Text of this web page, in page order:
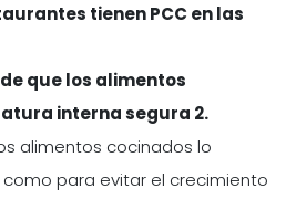
tienen PCC en las
que los alimentos
interna segura 2.
alimentos cocinados lo
para evitar el crecimiento